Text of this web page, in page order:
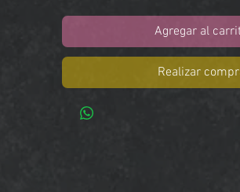
Agregar al
Realizar